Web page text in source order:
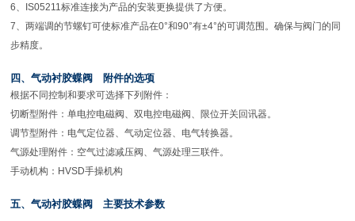
6、IS05211标准连接为产品的安装更换提供了方便。
7、两端调的节螺钉可使标准产品在0°和90°有±4°的可调范围。确保与阀门的同
步精度。
四、气动衬胶蝶阀 附件的选项
根据不同控制和要求可选择下列附件：
切断型附件：单电控电磁阀、双电控电磁阀、限位开关回讯器。
调节型附件：电气定位器、气动定位器、电气转换器。
气源处理附件：空气过滤减压阀、气源处理三联件。
手动机构：HVSD手操机构
五、气动衬胶蝶阀 主要技术参数